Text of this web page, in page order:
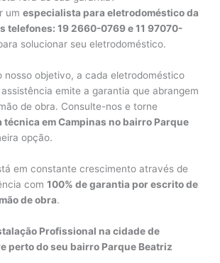
umespecialista para eletrodoméstico da
telefones: 19 2660-0769 e 11 97070-
solucionar seu eletrodoméstico.
nosso objetivo, a cada eletrodoméstico
emite a garantia que abrangem
de obra. Consulte-nos e torne
em Campinas no bairro Parque
opção.
em constante crescimento através de
com100% de garantia por escrito de
de obra.
Profissional na cidade de
perto do seu bairro Parque Beatriz